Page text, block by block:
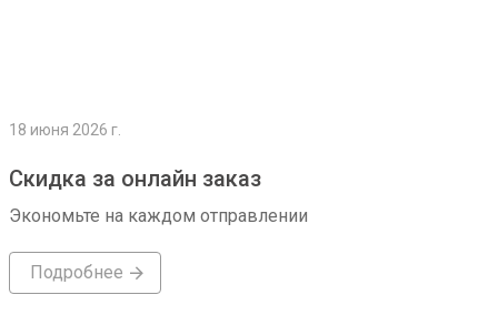
18 июня 2026 г.
Скидка за онлайн заказ
Экономьте на каждом отправлении
Подробнее